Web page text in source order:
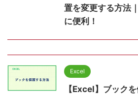
置を変更する方法
に便利！
Excel
【Excel】ブック